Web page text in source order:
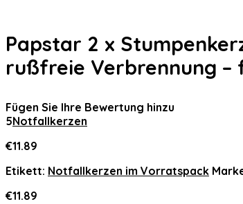
Papstar 2 x
rußfreie Verbrennung –
Fügen Sie Ihre Bewertung hinzu
5Notfallkerzen
€11.89
Etikett: Notfallkerzen im Vorratspack
€11.89